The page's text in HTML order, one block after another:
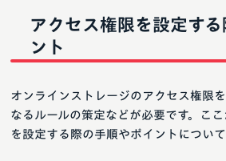
アクセス権限を設定す
ント
オンラインストレージのアクセス権限
なるルールの策定などが必要です。こ
を設定する際の手順やポイントについて